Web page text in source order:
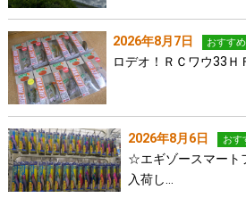
2026年8月7日 おすす
ロデオ！ＲＣワウ33Ｈ
2026年8月6日 おす
☆エギゾースマート
入荷し…